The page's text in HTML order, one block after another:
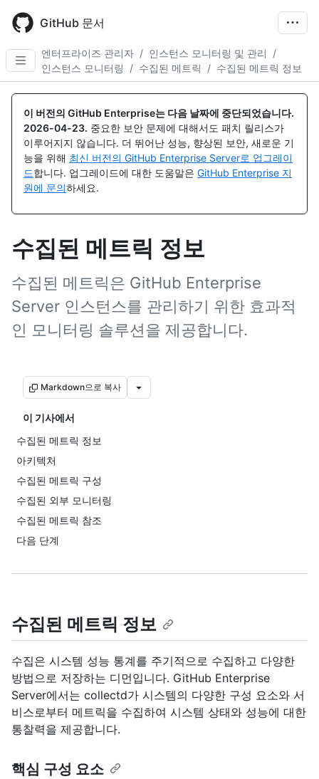
main
content
GitHub 문서
엔터프라이즈 관리자 / 인스턴스 모니터링 및 관리
/
인스턴스 모니터링
/ 수집된 메트릭 / 수집된 메트릭 정보
이 버전의 GitHub Enterprise는 다음 날짜에 중단되었습니다.
2026-04-23. 중요한 보안 문제에 대해서도 패치 릴리스가
이루어지지 않습니다. 더 뛰어난 성능, 향상된 보안, 새로운 기
능을 위해 최신 버전의 GitHub Enterprise Server로 업그레이
드합니다. 업그레이드에 대한 도움말은 GitHub Enterprise 지
원에 문의하세요.
수집된 메트릭 정보
수집된 메트릭은 GitHub Enterprise
Server 인스턴스를 관리하기 위한 효과적
인 모니터링 솔루션을 제공합니다.
Markdown으로 복사
이 기사에서
수집된 메트릭 정보
아키텍처
수집된 메트릭 구성
수집된 외부 모니터링
수집된 메트릭 참조
다음 단계
수집된 메트릭 정보
수집은 시스템 성능 통계를 주기적으로 수집하고 다양한
방법으로 저장하는 디먼입니다. GitHub Enterprise
Server에서는 collectd가 시스템의 다양한 구성 요소와 서
비스로부터 메트릭을 수집하여 시스템 상태와 성능에 대한
통찰력을 제공합니다.
핵심 구성 요소